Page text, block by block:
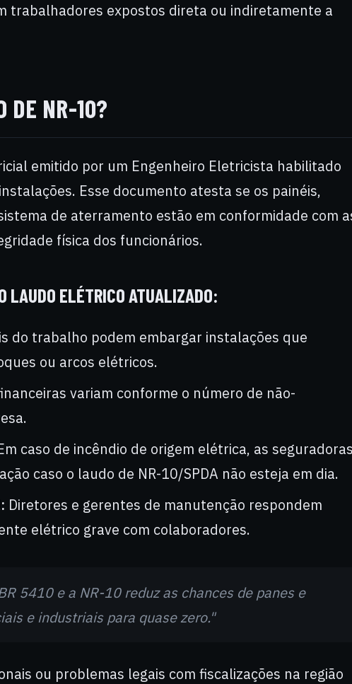
trabalhadores expostos direta ou indiretamente a
DE NR-10?
emitido por um Engenheiro Eletricista habilitado
Esse documento atesta se os painéis,
de aterramento estão em conformidade com
física dos funcionários.
LAUDO ELÉTRICO ATUALIZADO:
do trabalho podem embargar instalações que
ou arcos elétricos.
variam conforme o número de não-
caso de incêndio de origem elétrica, as
caso o laudo de NR-10/SPDA não esteja em dia.
Diretores e gerentes de manutenção respondem
elétrico grave com colaboradores.
5410 e a NR-10 reduz as chances de panes e
e industriais para quase zero."
ou problemas legais com fiscalizações na região